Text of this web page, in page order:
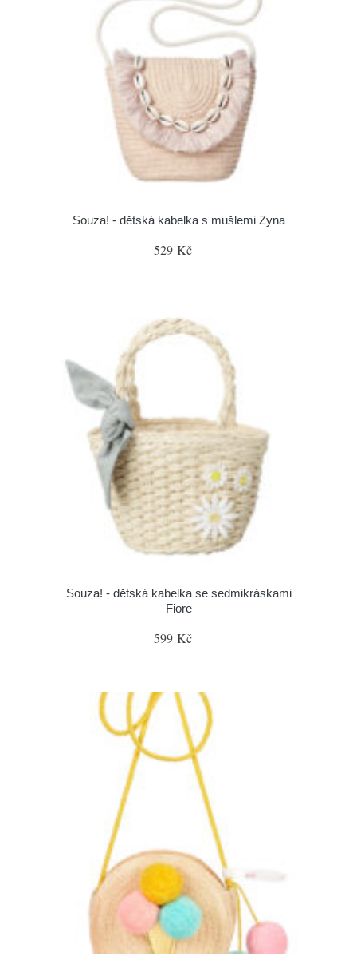
Souza! - dětská kabelka s mušlemi Zyna
529 Kč
Souza! - dětská kabelka se sedmikráskami
Fiore
599 Kč